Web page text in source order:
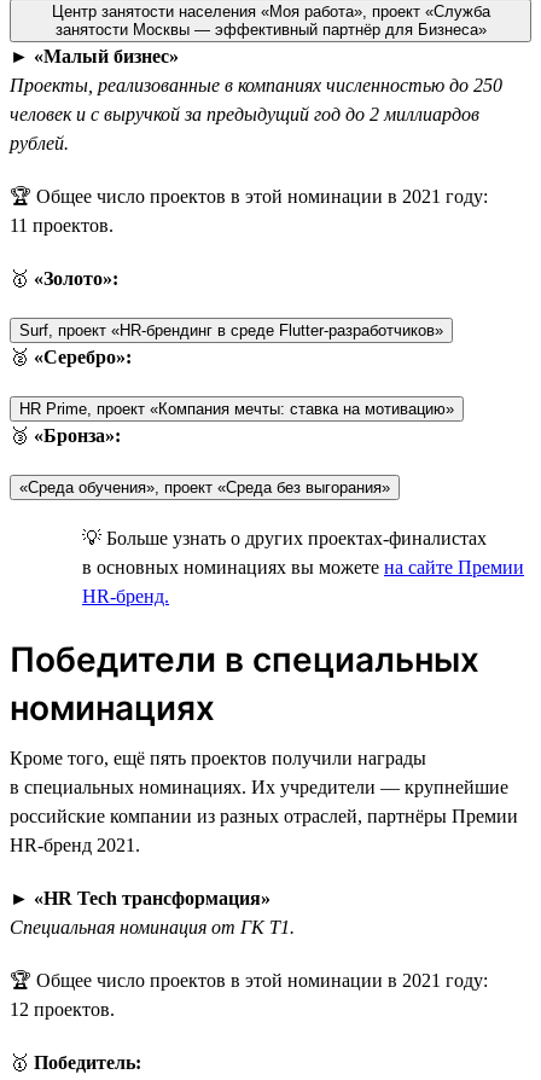
Центр занятости населения «Моя работа», проект «Служба
занятости Москвы — эффективный партнёр для Бизнеса»
► «Малый бизнес»
Проекты, реализованные в компаниях численностью до 250
человек и с выручкой за предыдущий год до 2 миллиардов
рублей.
🏆 Общее число проектов в этой номинации в 2021 году:
11 проектов.
🥇 «Золото»:
Surf, проект «HR-брендинг в среде Flutter-разработчиков»
🥈 «Серебро»:
HR Prime, проект «Компания мечты: ставка на мотивацию»
🥉 «Бронза»:
«Среда обучения», проект «Среда без выгорания»
💡 Больше узнать о других проектах-финалистах
в основных номинациях вы можете на сайте Премии
HR-бренд.
Победители в специальных
номинациях
Кроме того, ещё пять проектов получили награды
в специальных номинациях. Их учредители — крупнейшие
российские компании из разных отраслей, партнёры Премии
HR-бренд 2021.
► «HR Tech трансформация»
Специальная номинация от ГК Т1.
🏆 Общее число проектов в этой номинации в 2021 году:
12 проектов.
🥇 Победитель: